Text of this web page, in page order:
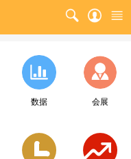
数据 会展